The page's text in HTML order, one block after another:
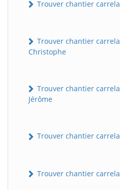
Trouver chantier
Trouver chantier
Christophe
Trouver chantier
Jérôme
Trouver chantier
Trouver chantier